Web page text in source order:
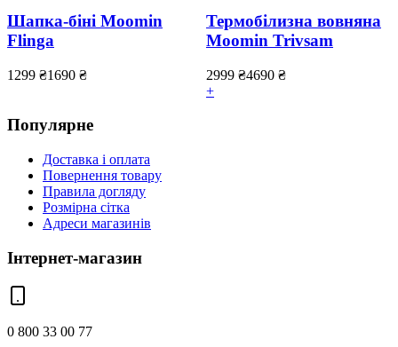
Шапка-біні Moomin
Flinga
1299 ₴1690 ₴
Термобілизна вовняна
Moomin Trivsam
2999 ₴4690 ₴
+
Популярне
Доставка і оплата
Повернення товару
Правила догляду
Розмірна сітка
Адреси магазинів
Інтернет-магазин
0 800 33 00 77